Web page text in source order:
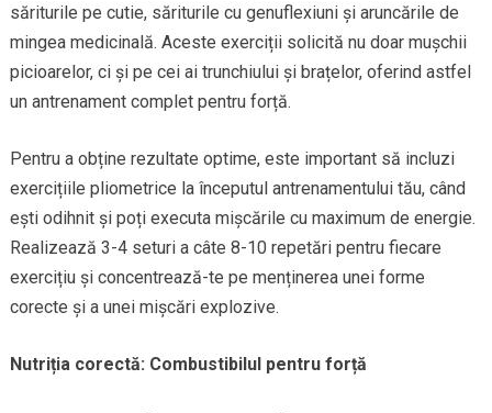
săriturile pe cutie, săriturile cu genuflexiuni și aruncările de
mingea medicinală. Aceste exerciții solicită nu doar mușchii
picioarelor, ci și pe cei ai trunchiului și brațelor, oferind astfel
un antrenament complet pentru forță.
Pentru a obține rezultate optime, este important să incluzi
exercițiile pliometrice la începutul antrenamentului tău, când
ești odihnit și poți executa mișcările cu maximum de energie.
Realizează 3-4 seturi a câte 8-10 repetări pentru fiecare
exercițiu și concentrează-te pe menținerea unei forme
corecte și a unei mișcări explozive.
Nutriția corectă: Combustibilul pentru forță